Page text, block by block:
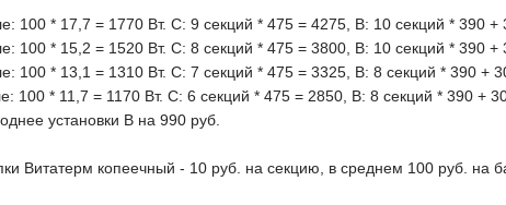
100 * 17,7 = 1770 Вт. С: 9 секций * 475 = 4275, В: 10 секций * 390 +
100 * 15,2 = 1520 Вт. С: 8 секций * 475 = 3800, В: 10 секций * 390 +
100 * 13,1 = 1310 Вт. С: 7 секций * 475 = 3325, В: 8 секций * 390 +
100 * 11,7 = 1170 Вт. С: 6 секций * 475 = 2850, В: 8 секций * 390 +
установки В на 990 руб.
Витатерм копеечный - 10 руб. на секцию, в среднем 100 руб. на